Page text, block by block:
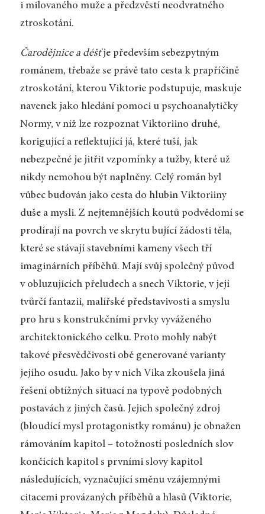
i milovaného muže a předzvěstí neodvratného
ztroskotání.
Čarodějnice a déšťje především sebezpytným
románem, třebaže se právě tato cesta k prapříčině
ztroskotání, kterou Viktorie podstupuje, maskuje
navenek jako hledání pomoci u psychoanalytičky
Normy, v níž lze rozpoznat Viktoriino druhé,
korigující a reflektující já, které tuší, jak
nebezpečné je jitřit vzpomínky a tužby, které už
nikdy nemohou být naplněny. Celý román byl
vůbec budován jako cesta do hlubin Viktoriiny
duše a mysli. Z nejtemnějších koutů podvědomí se
prodírají na povrch ve skrytu bující žádosti těla,
které se stávají stavebními kameny všech tří
imaginárních příběhů. Mají svůj společný původ
v obluzujících přeludech a snech Viktorie, v její
tvůrčí fantazii, malířské představivosti a smyslu
pro hru s konstrukčními prvky vyváženého
architektonického celku. Proto mohly nabýt
takové přesvědčivosti obě generované varianty
jejího osudu. Jako by v nich Vika zkoušela jiná
řešení obtížných situací na typově podobných
postavách z jiných časů. Jejich společný zdroj
(bloudící mysl protagonistky románu) je obnažen
rámováním kapitol – totožností posledních slov
končících kapitol s prvními slovy kapitol
následujících, vyznačující směnu vzájemnými
citacemi provázaných příběhů a hlasů (Viktorie,